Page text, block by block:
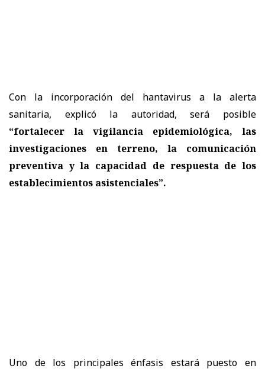
Con la incorporación del hantavirus a la alerta
sanitaria, explicó la autoridad, será posible
“fortalecer la vigilancia epidemiológica, las
investigaciones en terreno, la comunicación
preventiva y la capacidad de respuesta de los
establecimientos asistenciales”.
Uno de los principales énfasis estará puesto en